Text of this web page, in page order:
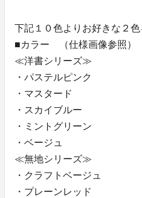
下記１０色よりお好きな２色
■カラー （仕様画像参照）
≪洋書シリーズ≫
・パステルピンク
・マスタード
・スカイブルー
・ミントグリーン
・ベージュ
≪無地シリーズ≫
・クラフトベージュ
・プレーンレッド